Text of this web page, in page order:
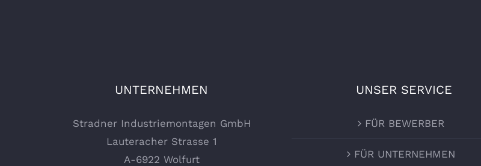
UNTERNEHMEN
Stradner Industriemontagen GmbH
Lauteracher Strasse 1
A-6922 Wolfurt
UNSER SERVICE
FÜR BEWERBER
FÜR UNTERNEHMEN